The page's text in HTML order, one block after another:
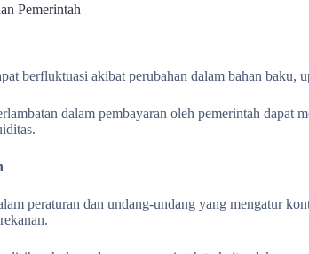
Pemerintah
berfluktuasi akibat perubahan dalam bahan baku,
dalam pembayaran oleh pemerintah dapat
peraturan dan undang-undang yang mengatur